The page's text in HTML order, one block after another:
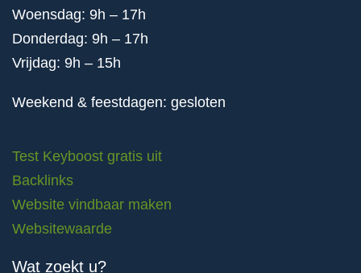
Woensdag: 9h – 17h
Donderdag: 9h – 17h
Vrijdag: 9h – 15h
Weekend & feestdagen: gesloten
Test Keyboost gratis uit
Backlinks
Website vindbaar maken
Websitewaarde
Wat zoekt u?